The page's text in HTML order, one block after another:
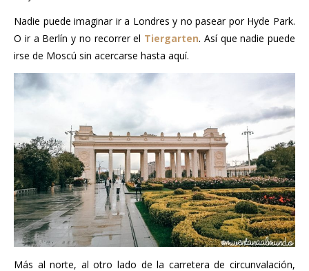
Nadie puede imaginar ir a Londres y no pasear por Hyde Park.
O ir a Berlín y no recorrer el Tiergarten. Así que nadie puede
irse de Moscú sin acercarse hasta aquí.
Más al norte, al otro lado de la carretera de circunvalación,